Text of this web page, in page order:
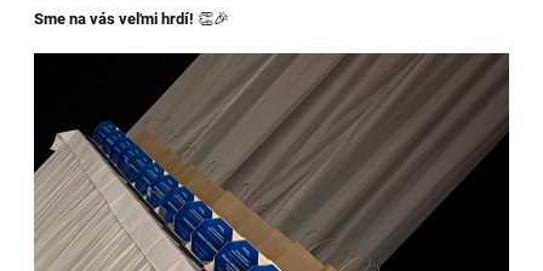
Sme na vás veľmi hrdí! 👏🎉